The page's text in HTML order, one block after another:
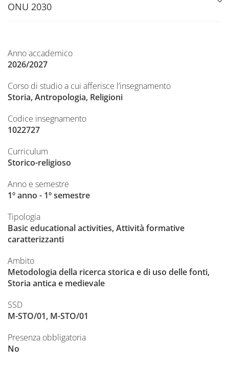
ONU 2030
Anno accademico
2026/2027
Corso di studio a cui afferisce l’insegnamento
Storia, Antropologia, Religioni
Codice insegnamento
1022727
Curriculum
Storico-religioso
Anno e semestre
1º anno - 1º semestre
Tipologia
Basic educational activities, Attività formative
caratterizzanti
Ambito
Metodologia della ricerca storica e di uso delle fonti,
Storia antica e medievale
SSD
M-STO/01, M-STO/01
Presenza obbligatoria
No